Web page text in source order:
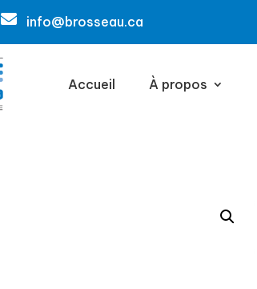
 info@brosseau.ca
Accueil À propos